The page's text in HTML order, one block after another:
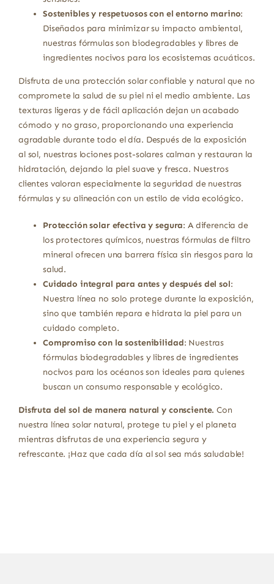
Sostenibles y respetuosos con el entorno marino:
Diseñados para minimizar su impacto ambiental,
nuestras fórmulas son biodegradables y libres de
ingredientes nocivos para los ecosistemas acuáticos.
Disfruta de una protección solar confiable y natural que no
compromete la salud de su piel ni el medio ambiente. Las
texturas ligeras y de fácil aplicación dejan un acabado
cómodo y no graso, proporcionando una experiencia
agradable durante todo el día. Después de la exposición
al sol, nuestras lociones post-solares calman y restauran la
hidratación, dejando la piel suave y fresca. Nuestros
clientes valoran especialmente la seguridad de nuestras
fórmulas y su alineación con un estilo de vida ecológico.
Protección solar efectiva y segura: A diferencia de
los protectores químicos, nuestras fórmulas de filtro
mineral ofrecen una barrera física sin riesgos para la
salud.
Cuidado integral para antes y después del sol:
Nuestra línea no solo protege durante la exposición,
sino que también repara e hidrata la piel para un
cuidado completo.
Compromiso con la sostenibilidad: Nuestras
fórmulas biodegradables y libres de ingredientes
nocivos para los océanos son ideales para quienes
buscan un consumo responsable y ecológico.
Disfruta del sol de manera natural y consciente. Con
nuestra línea solar natural, protege tu piel y el planeta
mientras disfrutas de una experiencia segura y
refrescante. ¡Haz que cada día al sol sea más saludable!